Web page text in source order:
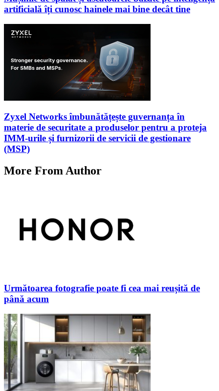
artificială îți cunosc hainele mai bine decât tine
Zyxel Networks îmbunătățește guvernanța în
materie de securitate a produselor pentru a proteja
IMM-urile și furnizorii de servicii de gestionare
(MSP)
More From Author
Următoarea fotografie poate fi cea mai reușită de
până acum